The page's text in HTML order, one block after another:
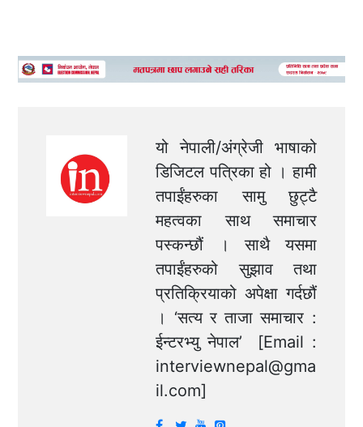
यो नेपाली/अंग्रेजी भाषाको
डिजिटल पत्रिका हो । हामी
तपाईंहरुका सामु छुट्टै
महत्वका साथ समाचार
पस्कन्छौं । साथै यसमा
तपाईंहरुको सुझाव तथा
प्रतिक्रियाको अपेक्षा गर्दछौं
। ‘सत्य र ताजा समाचार :
ईन्टरभ्यु नेपाल’ [Email :
interviewnepal@gma
il.com]